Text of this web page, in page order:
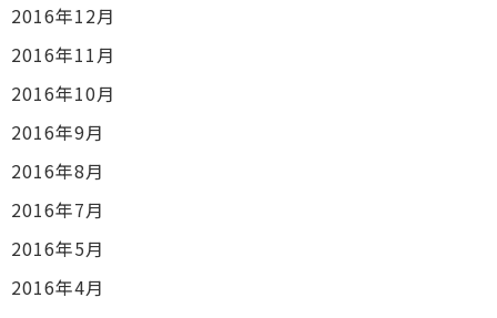
2016年12月
2016年11月
2016年10月
2016年9月
2016年8月
2016年7月
2016年5月
2016年4月